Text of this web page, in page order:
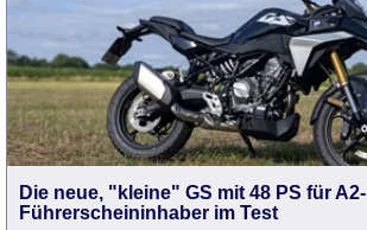
Die neue, "kleine" GS mit 48 PS für A2-
Führerscheininhaber im Test